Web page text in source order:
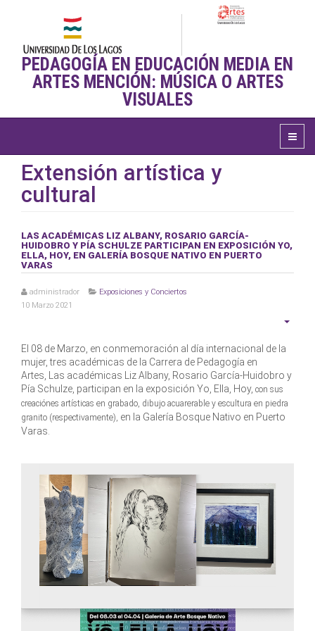
PEDAGOGÍA EN EDUCACIÓN MEDIA EN
ARTES MENCIÓN: MÚSICA O ARTES
VISUALES
Extensión artística y
cultural
LAS ACADÉMICAS LIZ ALBANY, ROSARIO GARCÍA-
HUIDOBRO Y PÍA SCHULZE PARTICIPAN EN EXPOSICIÓN YO,
ELLA, HOY, EN GALERÍA BOSQUE NATIVO EN PUERTO
VARAS
administrador
Exposiciones y Conciertos
10 Marzo 2021
El 08 de Marzo, en conmemoración al día internacional de la
mujer, tres académicas de la Carrera de Pedagogía en
Artes, Las académicas Liz Albany, Rosario García-Huidobro y
Pía Schulze, participan en la exposición Yo, Ella, Hoy, con sus
creaciónes artísticas en grabado, dibujo acuarerable y escultura en piedra
granito (respectivamente), en la Galería Bosque Nativo en Puerto
Varas.